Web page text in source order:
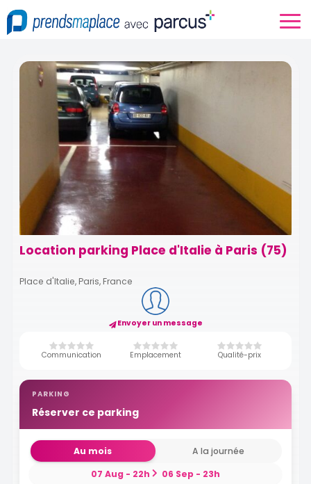
Location parking Place d'Italie à Paris (75)
Place d'Italie, Paris, France
Envoyer un message
Communication Emplacement Qualité-prix
PARKING
Réserver ce parking
Au mois
A la journée
07 Aug - 22h
06 Sep - 23h